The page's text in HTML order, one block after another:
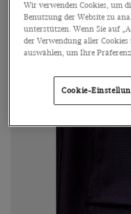
Wir verwenden Cookies, um
Benutzung der Website zu
unterstützen. Wenn Sie auf
der Verwendung aller
auswählen, um Ihre
Cookie-